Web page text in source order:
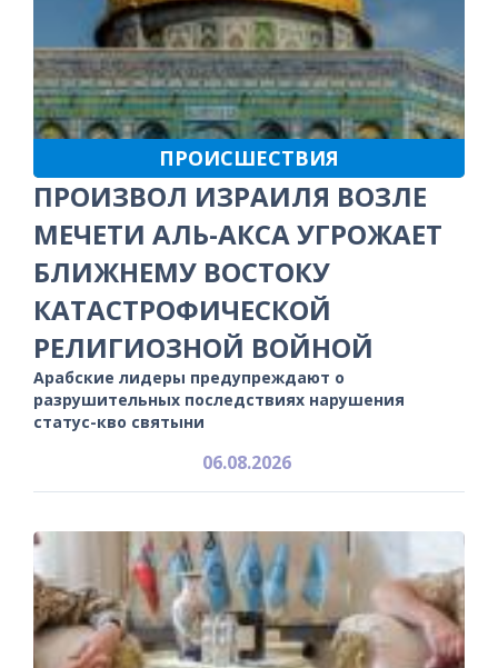
ПРОИСШЕСТВИЯ
ПРОИЗВОЛ ИЗРАИЛЯ ВОЗЛЕ
МЕЧЕТИ АЛЬ-АКСА УГРОЖАЕТ
БЛИЖНЕМУ ВОСТОКУ
КАТАСТРОФИЧЕСКОЙ
РЕЛИГИОЗНОЙ ВОЙНОЙ
Арабские лидеры предупреждают о
разрушительных последствиях нарушения
статус-кво святыни
06.08.2026